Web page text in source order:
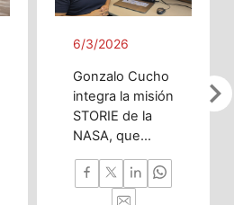
chevron_right
6/3/2026
Gonzalo Cucho
integra la misión
STORIE de la
NASA, que
estudia la
radiación
espacial para